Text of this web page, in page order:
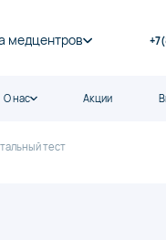
медцентров
О нас Акции
тест